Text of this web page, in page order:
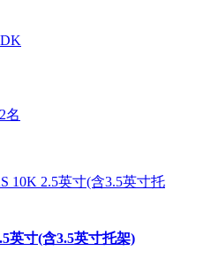
名
英寸(含3.5英寸托架)